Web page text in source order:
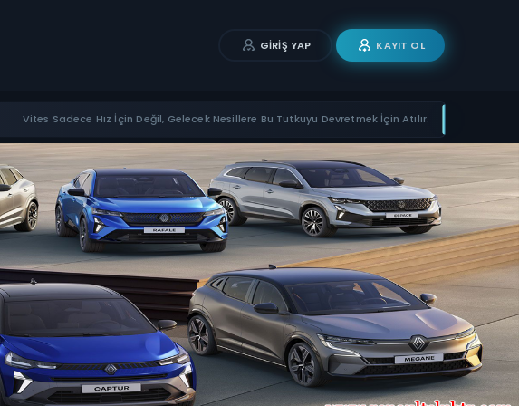
GIRIŞ YAP KAYIT OL
Vites Sadece Hız İçin Değil, Gelecek Nesillere Bu Tutkuyu Devretmek İçin Atılır.